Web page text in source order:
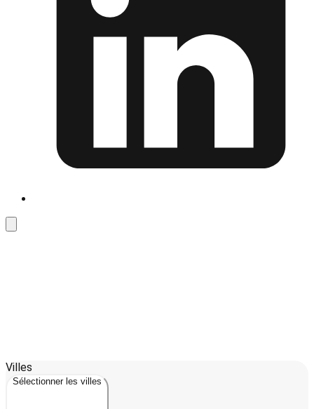
+
Villes
Sélectionner les villes